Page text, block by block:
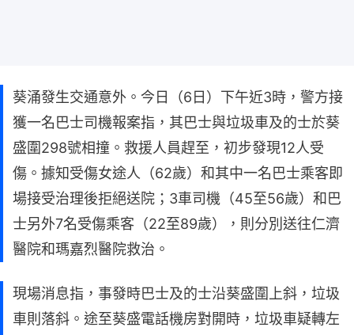
葵涌發生交通意外。今日（6日）下午近3時，警方接
獲一名巴士司機報案指，其巴士與垃圾車及的士於葵
盛圍298號相撞。救援人員趕至，初步發現12人受
傷。據知受傷女途人（62歲）和其中一名巴士乘客即
場接受治理後拒絕送院；3車司機（45至56歲）和巴
士另外7名受傷乘客（22至89歲），則分別送往仁濟
醫院和瑪嘉烈醫院救治。
現場消息指，事發時巴士及的士沿葵盛圍上斜，垃圾
車則落斜。途至葵盛電話機房對開時，垃圾車疑轉左